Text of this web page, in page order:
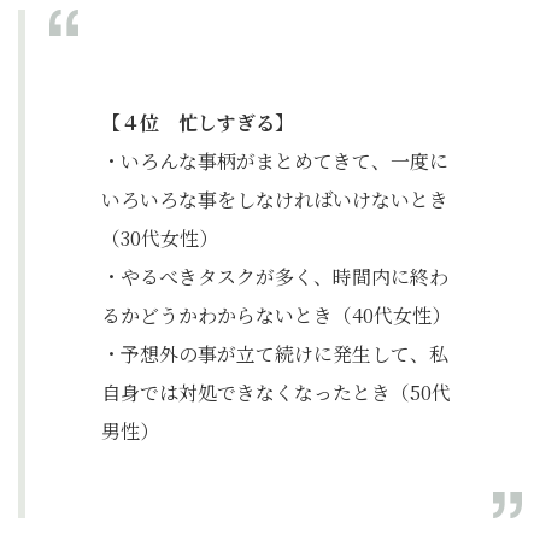
【４位 忙しすぎる】
・いろんな事柄がまとめてきて、一度に
いろいろな事をしなければいけないとき
（30代女性）
・やるべきタスクが多く、時間内に終わ
るかどうかわからないとき（40代女性）
・予想外の事が立て続けに発生して、私
自身では対処できなくなったとき（50代
男性）